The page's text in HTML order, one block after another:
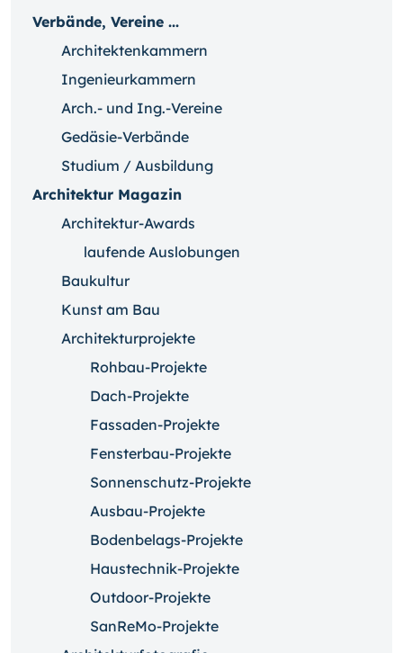
Verbände, Vereine ...
Architektenkammern
Ingenieurkammern
Arch.- und Ing.-Vereine
Gedäsie-Verbände
Studium / Ausbildung
Architektur Magazin
Architektur-Awards
laufende Auslobungen
Baukultur
Kunst am Bau
Architekturprojekte
Rohbau-Projekte
Dach-Projekte
Fassaden-Projekte
Fensterbau-Projekte
Sonnenschutz-Projekte
Ausbau-Projekte
Bodenbelags-Projekte
Haustechnik-Projekte
Outdoor-Projekte
SanReMo-Projekte